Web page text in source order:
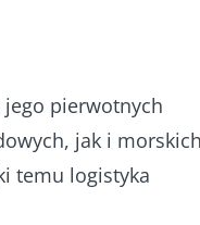
jego pierwotnych
jak i morskich
temu logistyka